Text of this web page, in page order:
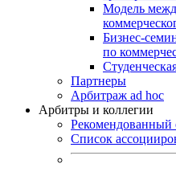
Модель
Бизнес-
по
Партнеры
Арбитраж ad hoc
Арбитры и коллегии
Рекомендованный
Список